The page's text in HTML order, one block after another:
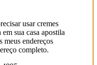
usar cremes
sua casa apostila
meus endereços
completo.